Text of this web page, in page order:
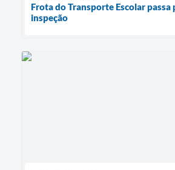
Frota do Transporte Escolar
inspeção